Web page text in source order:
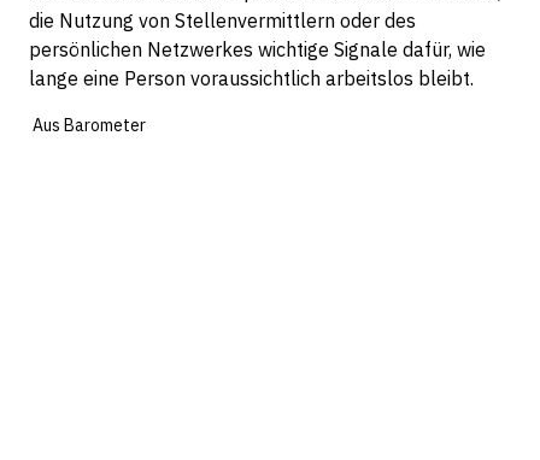
die Nutzung von Stellenvermittlern oder des
persönlichen Netzwerkes wichtige Signale dafür, wie
lange eine Person voraussichtlich arbeitslos bleibt.
Aus Barometer